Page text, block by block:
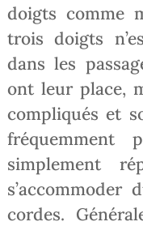
doigts comme
trois doigts
dans les
ont leur place,
compliqués et
simplement
s’accommoder
cordes.